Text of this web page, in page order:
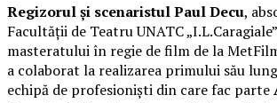
Regizorul și scenaristul Paul Decu,
Facultății de Teatru UNATC
masteratului în regie de film de la
a colaborat la realizarea primului său
echipă de profesioniști din care fac parte